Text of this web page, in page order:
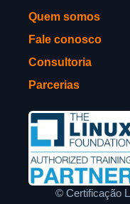
Quem somos
Fale conosco
Consultoria
Parcerias
© Certificação